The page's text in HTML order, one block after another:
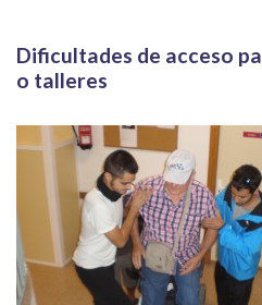
Dificultades de acceso
o talleres